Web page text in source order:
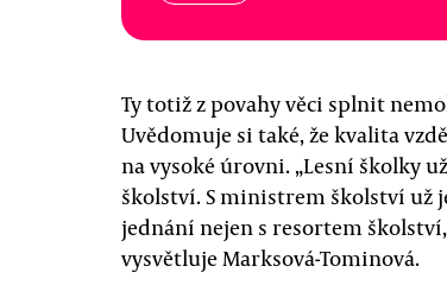
Ty totiž z povahy věci splnit
Uvědomuje si také, že kvalita
na vysoké úrovni. „Lesní školky
školství. S ministrem školství už
jednání nejen s resortem
vysvětluje Marksová-Tominová.